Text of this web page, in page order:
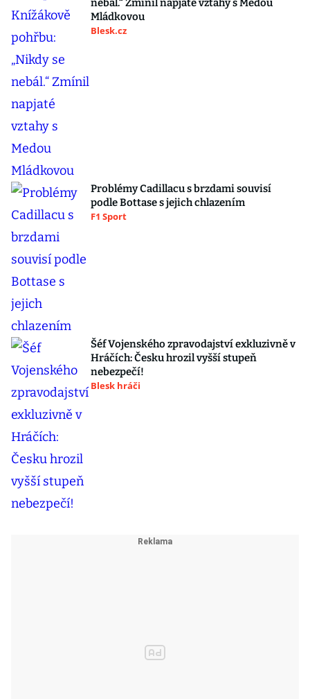
nebál.“ Zmínil napjaté vztahy s Medou
Mládkovou
Blesk.cz
Problémy Cadillacu s brzdami souvisí
podle Bottase s jejich chlazením
F1 Sport
Šéf Vojenského zpravodajství exkluzivně v
Hráčích: Česku hrozil vyšší stupeň
nebezpečí!
Blesk hráči